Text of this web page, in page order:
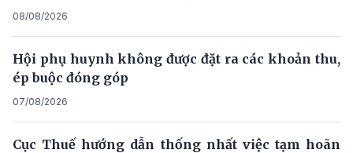
08/08/2026
Hội phụ huynh không được đặt ra các khoản thu,
ép buộc đóng góp
07/08/2026
Cục Thuế hướng dẫn thống nhất việc tạm hoãn